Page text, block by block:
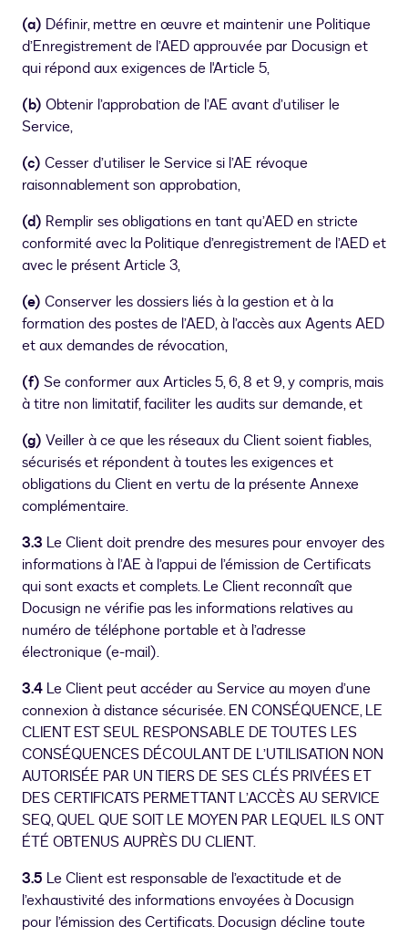
(a) Définir, mettre en œuvre et maintenir une Politique
d’Enregistrement de l’AED approuvée par Docusign et
qui répond aux exigences de l'Article 5,
(b) Obtenir l’approbation de l’AE avant d’utiliser le
Service,
(c) Cesser d’utiliser le Service si l’AE révoque
raisonnablement son approbation,
(d) Remplir ses obligations en tant qu’AED en stricte
conformité avec la Politique d’enregistrement de l’AED et
avec le présent Article 3,
(e) Conserver les dossiers liés à la gestion et à la
formation des postes de l’AED, à l’accès aux Agents AED
et aux demandes de révocation,
(f) Se conformer aux Articles 5, 6, 8 et 9, y compris, mais
à titre non limitatif, faciliter les audits sur demande, et
(g) Veiller à ce que les réseaux du Client soient fiables,
sécurisés et répondent à toutes les exigences et
obligations du Client en vertu de la présente Annexe
complémentaire.
3.3 Le Client doit prendre des mesures pour envoyer des
informations à l’AE à l’appui de l’émission de Certificats
qui sont exacts et complets. Le Client reconnaît que
Docusign ne vérifie pas les informations relatives au
numéro de téléphone portable et à l’adresse
électronique (e-mail).
3.4 Le Client peut accéder au Service au moyen d’une
connexion à distance sécurisée. EN CONSÉQUENCE, LE
CLIENT EST SEUL RESPONSABLE DE TOUTES LES
CONSÉQUENCES DÉCOULANT DE L’UTILISATION NON
AUTORISÉE PAR UN TIERS DE SES CLÉS PRIVÉES ET
DES CERTIFICATS PERMETTANT L’ACCÈS AU SERVICE
SEQ, QUEL QUE SOIT LE MOYEN PAR LEQUEL ILS ONT
ÉTÉ OBTENUS AUPRÈS DU CLIENT.
3.5 Le Client est responsable de l’exactitude et de
l’exhaustivité des informations envoyées à Docusign
pour l’émission des Certificats. Docusign décline toute